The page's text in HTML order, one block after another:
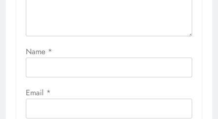
Name *
Email *